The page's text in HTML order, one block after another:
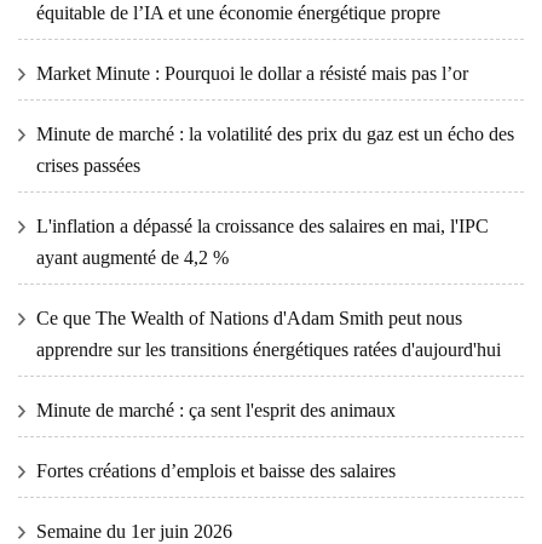
équitable de l’IA et une économie énergétique propre
Market Minute : Pourquoi le dollar a résisté mais pas l’or
Minute de marché : la volatilité des prix du gaz est un écho des
crises passées
L'inflation a dépassé la croissance des salaires en mai, l'IPC
ayant augmenté de 4,2 %
Ce que The Wealth of Nations d'Adam Smith peut nous
apprendre sur les transitions énergétiques ratées d'aujourd'hui
Minute de marché : ça sent l'esprit des animaux
Fortes créations d’emplois et baisse des salaires
Semaine du 1er juin 2026